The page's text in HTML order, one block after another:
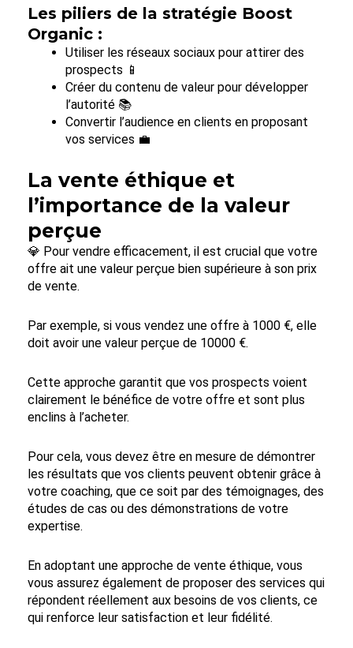
Les piliers de la stratégie Boost
Organic :
Utiliser les réseaux sociaux pour attirer des
prospects 📱
Créer du contenu de valeur pour développer
l’autorité 📚
Convertir l’audience en clients en proposant
vos services 💼
La vente éthique et
l’importance de la valeur
perçue
💎 Pour vendre efficacement, il est crucial que votre
offre ait une valeur perçue bien supérieure à son prix
de vente.
Par exemple, si vous vendez une offre à 1000 €, elle
doit avoir une valeur perçue de 10000 €.
Cette approche garantit que vos prospects voient
clairement le bénéfice de votre offre et sont plus
enclins à l’acheter.
Pour cela, vous devez être en mesure de démontrer
les résultats que vos clients peuvent obtenir grâce à
votre coaching, que ce soit par des témoignages, des
études de cas ou des démonstrations de votre
expertise.
En adoptant une approche de vente éthique, vous
vous assurez également de proposer des services qui
répondent réellement aux besoins de vos clients, ce
qui renforce leur satisfaction et leur fidélité.